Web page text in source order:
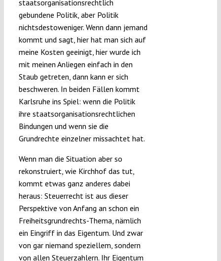
staatsorganisationsrechtlich
gebundene Politik, aber Politik
nichtsdestoweniger. Wenn dann jemand
kommt und sagt, hier hat man sich auf
meine Kosten geeinigt, hier wurde ich
mit meinen Anliegen einfach in den
Staub getreten, dann kann er sich
beschweren. In beiden Fällen kommt
Karlsruhe ins Spiel: wenn die Politik
ihre staatsorganisationsrechtlichen
Bindungen und wenn sie die
Grundrechte einzelner missachtet hat.
Wenn man die Situation aber so
rekonstruiert, wie Kirchhof das tut,
kommt etwas ganz anderes dabei
heraus: Steuerrecht ist aus dieser
Perspektive von Anfang an schon ein
Freiheitsgrundrechts-Thema, nämlich
ein Eingriff in das Eigentum. Und zwar
von gar niemand speziellem, sondern
von allen Steuerzahlern. Ihr Eigentum